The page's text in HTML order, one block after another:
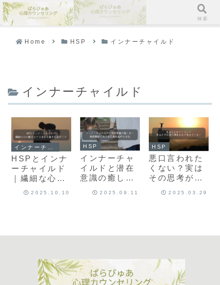
Home HSP インナーチャイルド
インナーチャイルド
HSPとインナ
ーチャイルド
｜繊細な心に
2025.10.10
HSP
インナーチャ
イルドと潜在
意識の癒し
で自己肯定感
2025.09.11
HSP
悪口言われた
くない？実は
その思考が現
ている！
2025.03.29
メニュー 検索